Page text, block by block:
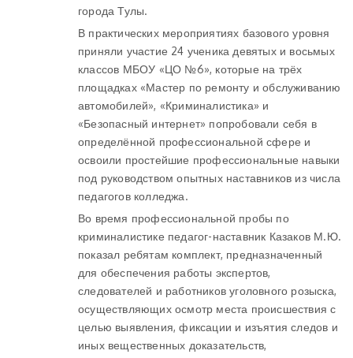
города Тулы.
В практических мероприятиях базового уровня
приняли участие 24 ученика девятых и восьмых
классов МБОУ «ЦО №6», которые на трёх
площадках «Мастер по ремонту и обслуживанию
автомобилей», «Криминалистика» и
«Безопасный интернет» попробовали себя в
определённой профессиональной сфере и
освоили простейшие профессиональные навыки
под руководством опытных наставников из числа
педагогов колледжа.
Во время профессиональной пробы по
криминалистике педагог-наставник Казаков М.Ю.
показал ребятам комплект, предназначенный
для обеспечения работы экспертов,
следователей и работников уголовного розыска,
осуществляющих осмотр места происшествия с
целью выявления, фиксации и изъятия следов и
иных вещественных доказательств,